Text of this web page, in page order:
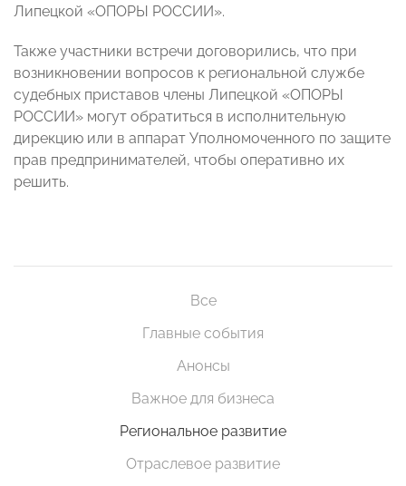
Липецкой «ОПОРЫ РОССИИ».
Также участники встречи договорились, что при
возникновении вопросов к региональной службе
судебных приставов члены Липецкой «ОПОРЫ
РОССИИ» могут обратиться в исполнительную
дирекцию или в аппарат Уполномоченного по защите
прав предпринимателей, чтобы оперативно их
решить.
Все
Главные события
Анонсы
Важное для бизнеса
Региональное развитие
Отраслевое развитие